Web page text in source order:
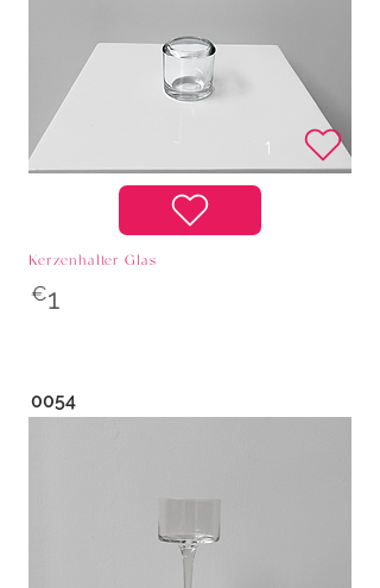
Kerzenhalter Glas
1
€
0054